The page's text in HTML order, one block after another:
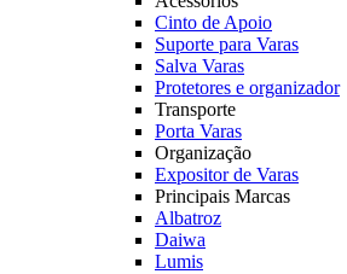
Cinto de Apoio
Suporte para Varas
Salva Varas
Protetores e organizador
Transporte
Porta Varas
Organização
Expositor de Varas
Principais Marcas
Albatroz
Daiwa
Lumis